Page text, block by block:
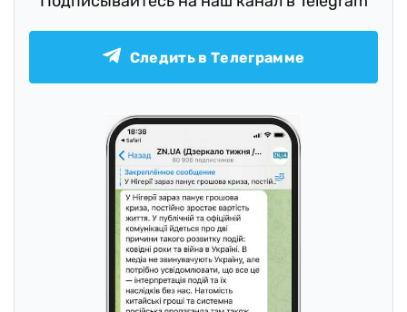
Подписывайтесь на наш канал в Telegram
Следить в Телеграмме